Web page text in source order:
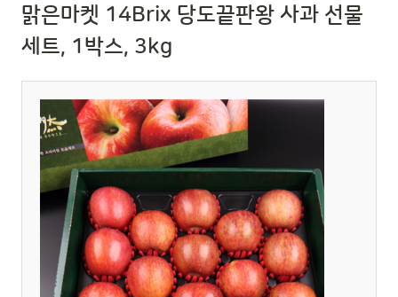
맑은마켓 14Brix 당도끝판왕 사과 선물
세트, 1박스, 3kg